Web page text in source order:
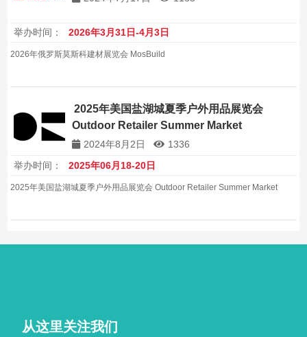
举办时间： 2026年3月31日-4月3日
2026年俄罗斯莫斯科建材展览会 MosBuild
2025年美国盐湖城夏季户外用品展览会
Outdoor Retailer Summer Market
2024年8月2日
1336
举办时间：
2025年06月18-20日
2025年美国盐湖城夏季户外用品展览会 Outdoor Retailer Summer Market
从这里关注我们